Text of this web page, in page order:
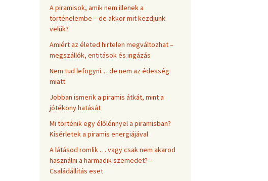
A piramisok, amik nem illenek a
történelembe – de akkor mit kezdjünk
velük?
Amiért az életed hirtelen megváltozhat –
megszállók, entitások és ingázás
Nem tud lefogyni… de nem az édesség
miatt
Jobban ismerik a piramis átkát, mint a
jótékony hatását
Mi történik egy élőlénnyel a piramisban?
Kísérletek a piramis energiájával
A látásod romlik … vagy csak nem akarod
használni a harmadik szemedet? –
Családállítás eset